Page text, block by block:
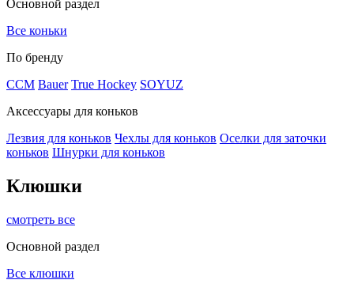
Основной раздел
Все коньки
По бренду
ССМ Bauer True Hockey SOYUZ
Аксессуары для коньков
Лезвия для коньков Чехлы для коньков Оселки для заточки
коньков Шнурки для коньков
Клюшки
смотреть все
Основной раздел
Все клюшки